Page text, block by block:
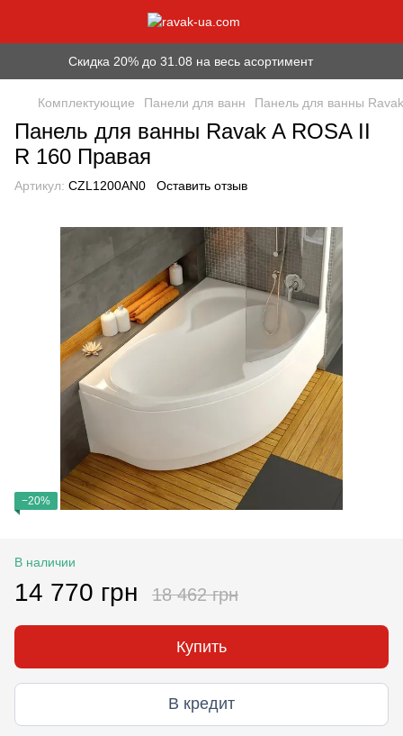
Скидка 20% до 31.08 на весь асортимент
Комплектующие Панели для ванн Панель для ванны
Панель для ванны Ravak A ROSA II
R 160 Правая
Артикул: CZL1200AN0 Оставить отзыв
−20%
В наличии
14 770 грн 18 462 грн
Купить
В кредит